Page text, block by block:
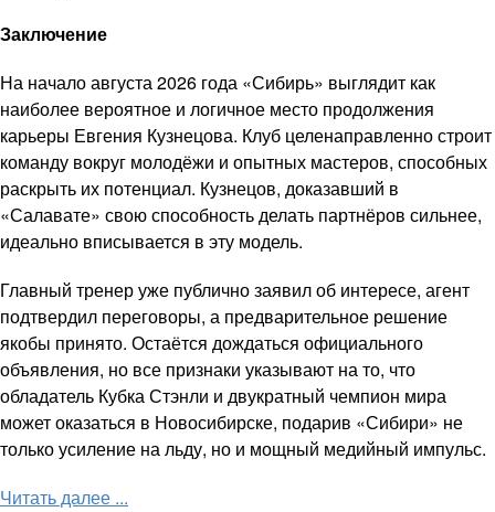
Заключение
На начало августа 2026 года «Сибирь» выглядит как
наиболее вероятное и логичное место продолжения
карьеры Евгения Кузнецова. Клуб целенаправленно строит
команду вокруг молодёжи и опытных мастеров, способных
раскрыть их потенциал. Кузнецов, доказавший в
«Салавате» свою способность делать партнёров сильнее,
идеально вписывается в эту модель.
Главный тренер уже публично заявил об интересе, агент
подтвердил переговоры, а предварительное решение
якобы принято. Остаётся дождаться официального
объявления, но все признаки указывают на то, что
обладатель Кубка Стэнли и двукратный чемпион мира
может оказаться в Новосибирске, подарив «Сибири» не
только усиление на льду, но и мощный медийный импульс.
Читать далее ...